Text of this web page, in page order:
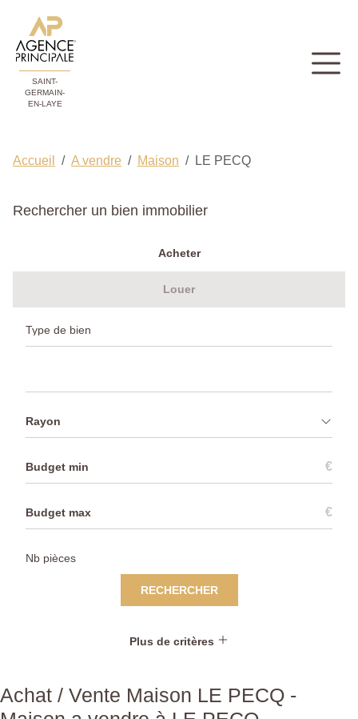
SAINT-
GERMAIN-
EN-LAYE
Accueil A vendre Maison LE PECQ
Rechercher un bien immobilier
Acheter
Louer
Rayon
€
€
RECHERCHER
Plus de critères
Achat / Vente Maison LE PECQ -